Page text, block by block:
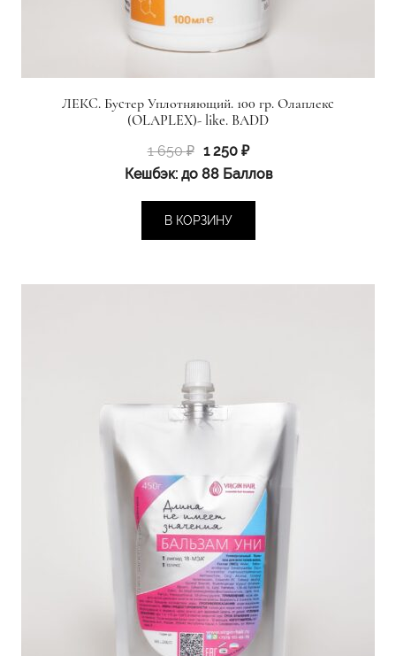
ЛЕКС. Бустер Уплотняющий. 100 гр. Олаплекс
(OLAPLEX)- like. BADD
1 650₽ Первоначальная
цена
1
650 ₽.
1 250 ₽Текущая
цена:
Кешбэк:до 88 Баллов
В КОРЗИНУ